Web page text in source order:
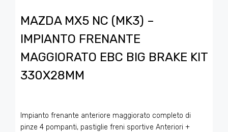
MAZDA MX5 NC (MK3) –
IMPIANTO FRENANTE
MAGGIORATO EBC BIG BRAKE KIT
330X28MM
Impianto frenante anteriore maggiorato completo di
pinze 4 pompanti, pastiglie freni sportive Anteriori +